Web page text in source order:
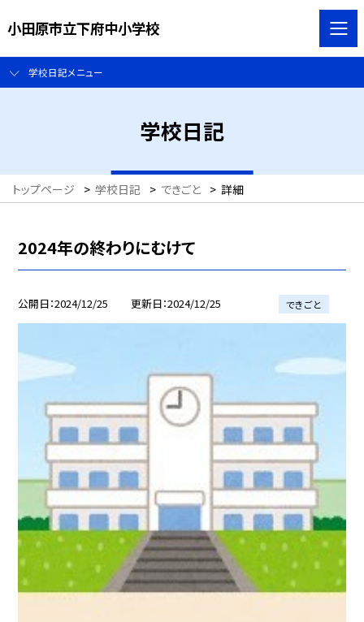
小田原市立下府中小学校
学校日記メニュー
学校日記
トップページ > 学校日記 > できごと > 詳細
2024年の終わりにむけて
公開日 2024/12/25 更新日 2024/12/25 できごと